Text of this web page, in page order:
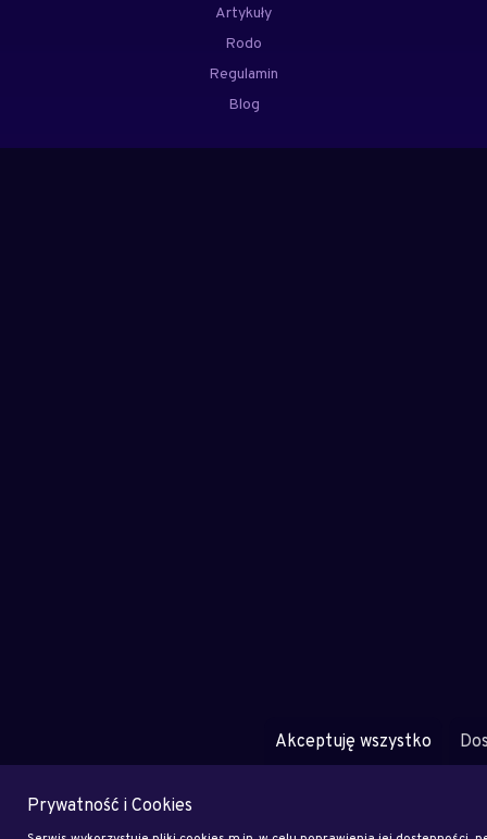
Artykuły
Rodo
Regulamin
Blog
Akceptuję wszystko
Prywatność i Cookies